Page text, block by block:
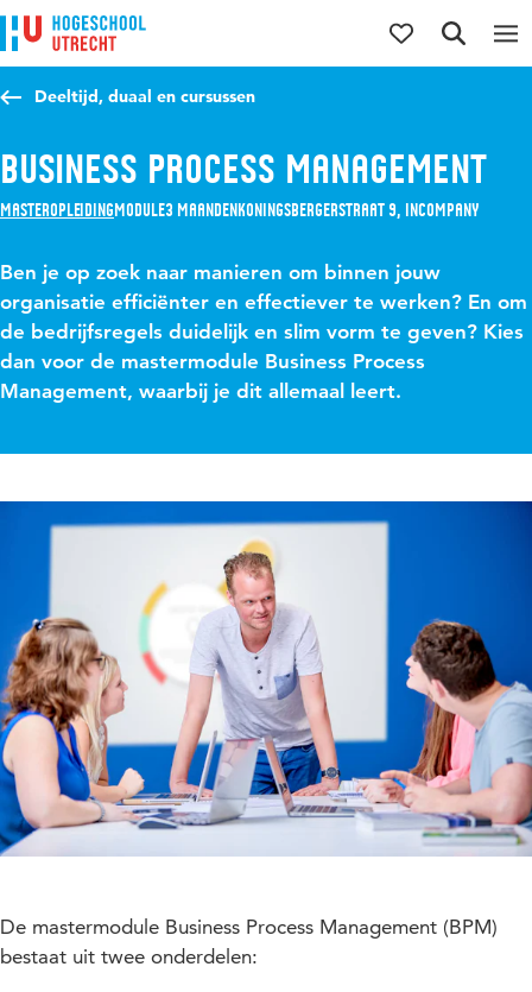
Direct naar de inhoud
Direct naar de hoofdnavigatie
Direct naar de zoekfunctie
Deeltijd, duaal en cursussen
Business Process Management
MasteropleidingModule3 maandenKoningsbergerstraat 9, Incompany
Ben je op zoek naar manieren om binnen jouw
organisatie efficiënter en effectiever te werken? En om
de bedrijfsregels duidelijk en slim vorm te geven? Kies
dan voor de mastermodule Business Process
Management, waarbij je dit allemaal leert.
De mastermodule Business Process Management (BPM)
bestaat uit twee onderdelen: